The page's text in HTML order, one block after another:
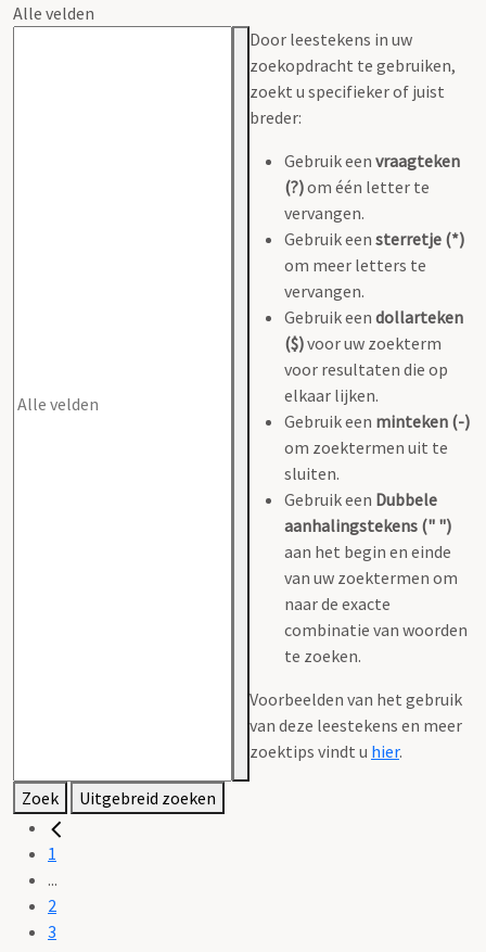
Alle velden
Door leestekens in uw
zoekopdracht te gebruiken,
zoekt u specifieker of juist
breder:
Gebruik een vraagteken
(?)om één letter te
vervangen.
Gebruik een sterretje (*)
om meer letters te
vervangen.
Gebruik een dollarteken
($)voor uw zoekterm
voor resultaten die op
elkaar lijken.
Gebruik een minteken (-)
om zoektermen uit te
sluiten.
Gebruik een Dubbele
aanhalingstekens (" ")
aan het begin en einde
van uw zoektermen om
naar de exacte
combinatie van woorden
te zoeken.
Voorbeelden van het gebruik
van deze leestekens en meer
zoektips vindt u hier.
Zoek Uitgebreid zoeken
1
...
2
3